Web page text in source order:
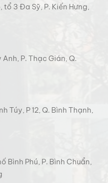
tổ 3 Đa Sỹ, P. Kiến Hưng,
P. Thạc Gián, Q.
Túy, P 12, Q. Bình Thạnh,
Bình Phú, P. Bình Chuẩn,